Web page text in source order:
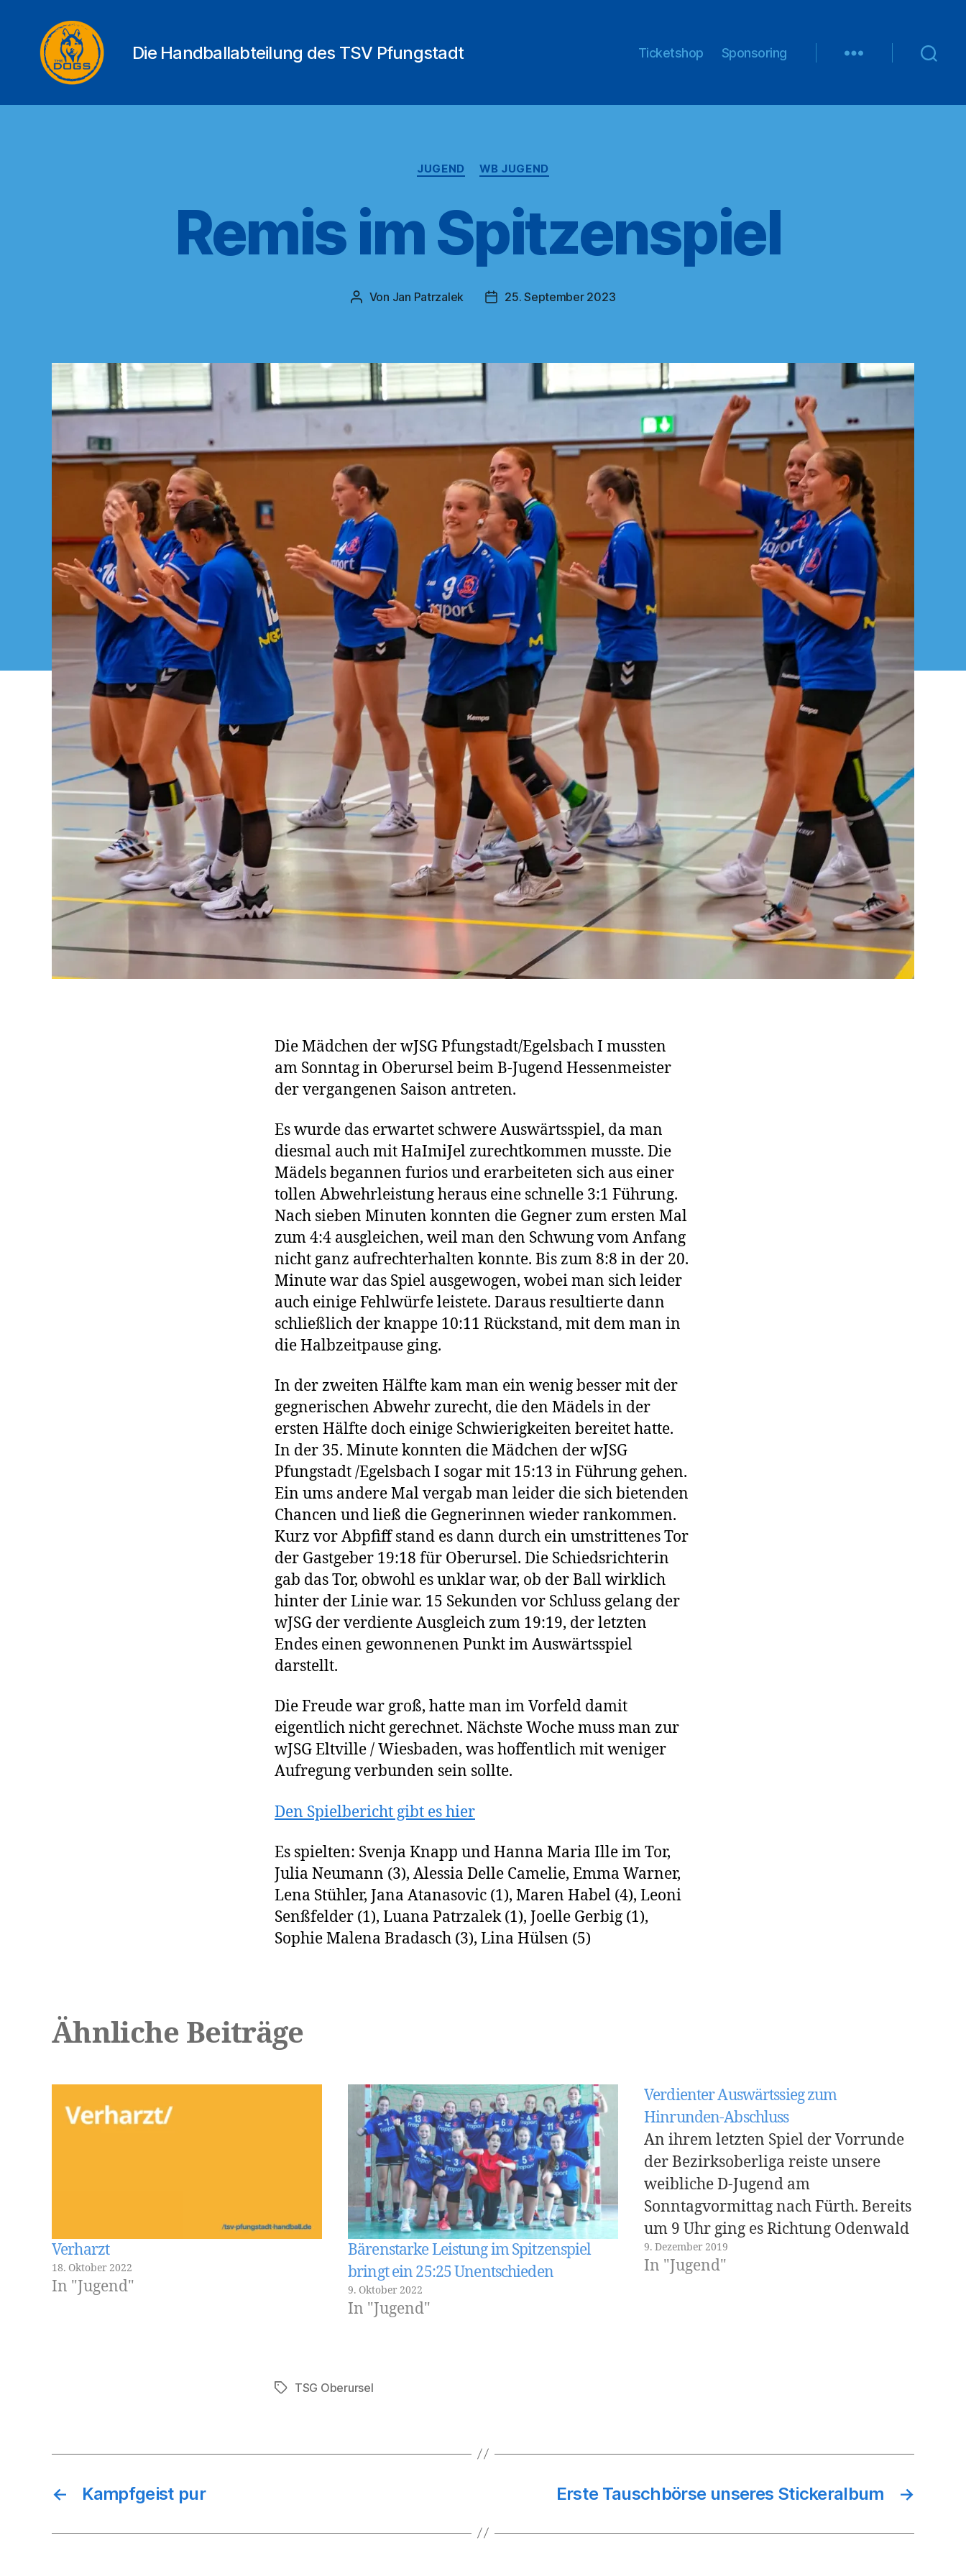
DOGS
Die Handballabteilung des TSV Pfungstadt Ticketshop Sponsoring
Kategorien
JUGEND WB JUGEND
Remis im Spitzenspiel
Beitragsautor
Von Jan Patrzalek Veröffentlichungsdatum
25. September 2023
Die Mädchen der wJSG Pfungstadt/Egelsbach I mussten
am Sonntag in Oberursel beim B-Jugend Hessenmeister
der vergangenen Saison antreten.
Es wurde das erwartet schwere Auswärtsspiel, da man
diesmal auch mit HaImiJel zurechtkommen musste. Die
Mädels begannen furios und erarbeiteten sich aus einer
tollen Abwehrleistung heraus eine schnelle 3:1 Führung.
Nach sieben Minuten konnten die Gegner zum ersten Mal
zum 4:4 ausgleichen, weil man den Schwung vom Anfang
nicht ganz aufrechterhalten konnte. Bis zum 8:8 in der 20.
Minute war das Spiel ausgewogen, wobei man sich leider
auch einige Fehlwürfe leistete. Daraus resultierte dann
schließlich der knappe 10:11 Rückstand, mit dem man in
die Halbzeitpause ging.
In der zweiten Hälfte kam man ein wenig besser mit der
gegnerischen Abwehr zurecht, die den Mädels in der
ersten Hälfte doch einige Schwierigkeiten bereitet hatte.
In der 35. Minute konnten die Mädchen der wJSG
Pfungstadt /Egelsbach I sogar mit 15:13 in Führung gehen.
Ein ums andere Mal vergab man leider die sich bietenden
Chancen und ließ die Gegnerinnen wieder rankommen.
Kurz vor Abpfiff stand es dann durch ein umstrittenes Tor
der Gastgeber 19:18 für Oberursel. Die Schiedsrichterin
gab das Tor, obwohl es unklar war, ob der Ball wirklich
hinter der Linie war. 15 Sekunden vor Schluss gelang der
wJSG der verdiente Ausgleich zum 19:19, der letzten
Endes einen gewonnenen Punkt im Auswärtsspiel
darstellt.
Die Freude war groß, hatte man im Vorfeld damit
eigentlich nicht gerechnet. Nächste Woche muss man zur
wJSG Eltville / Wiesbaden, was hoffentlich mit weniger
Aufregung verbunden sein sollte.
Den Spielbericht gibt es hier
Es spielten: Svenja Knapp und Hanna Maria Ille im Tor,
Julia Neumann (3), Alessia Delle Camelie, Emma Warner,
Lena Stühler, Jana Atanasovic (1), Maren Habel (4), Leoni
Senßfelder (1), Luana Patrzalek (1), Joelle Gerbig (1),
Sophie Malena Bradasch (3), Lina Hülsen (5)
Ähnliche Beiträge
Verharzt
18. Oktober 2022
In "Jugend"
Bärenstarke Leistung im Spitzenspiel
bringt ein 25:25 Unentschieden
9. Oktober 2022
In "Jugend"
Verdienter Auswärtssieg zum
Hinrunden-Abschluss
An ihrem letzten Spiel der Vorrunde
der Bezirksoberliga reiste unsere
weibliche D-Jugend am
Sonntagvormittag nach Fürth. Bereits
um 9 Uhr ging es Richtung Odenwald
los. Die Trainer konnten auf fast alle
Spielerinnen zurückgreifen, so dass
9. Dezember 2019
In "Jugend"
Schlagwörter
TSG Oberursel
← Kampfgeist pur →
Erste Tauschbörse unseres Stickeralbum